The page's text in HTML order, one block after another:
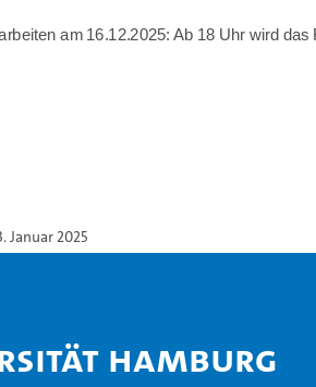
Januar 2025
Hamburg